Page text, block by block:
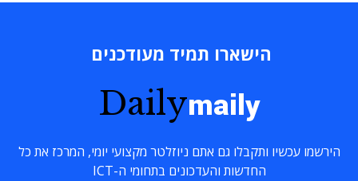
הישארו תמיד מעודכנים
Dailymaily
הירשמו עכשיו ותקבלו גם אתם ניוזלטר מקצועי יומי, המרכז את כל
החדשות והעדכונים בתחומי ה-ICT